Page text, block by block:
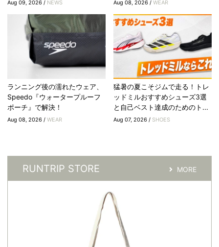
Aug 09, 2026 / NEWS Aug 08, 2026 /WEAR
ランニング後の濡れたウェア、
Speedo『ウォータープルーフ
ポーチ』で解決！
Aug 08, 2026 / WEAR
猛暑の夏こそジムで走る！トレ
ッドミルおすすめシューズ3選
と自己ベスト達成のためのト...
Aug 07, 2026 / SHOES
RUNTRIP STORE MORE